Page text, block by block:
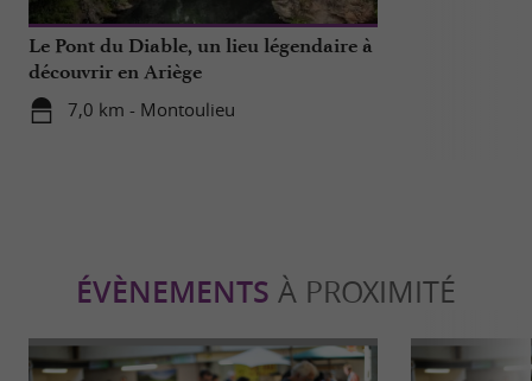
Le Pont du Diable, un lieu légendaire à
découvrir en Ariège
7,0 km - Montoulieu
ÉVÈNEMENTS À PROXIMITÉ